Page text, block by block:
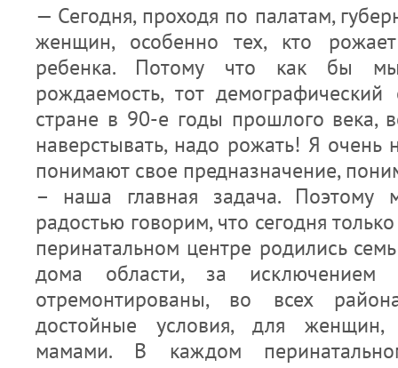
— Сегодня, проходя по палатам,
женщин, особенно тех, кто
ребенка. Потому что как бы
рождаемость, тот
стране в 90-е годы прошлого века,
наверстывать, надо рожать! Я
понимают свое предназначение,
– наша главная задача.
радостью говорим, что сегодня
перинатальном центре родились
дома области, за исключением
отремонтированы, во всех
достойные условия, для женщин,
мамами. В каждом